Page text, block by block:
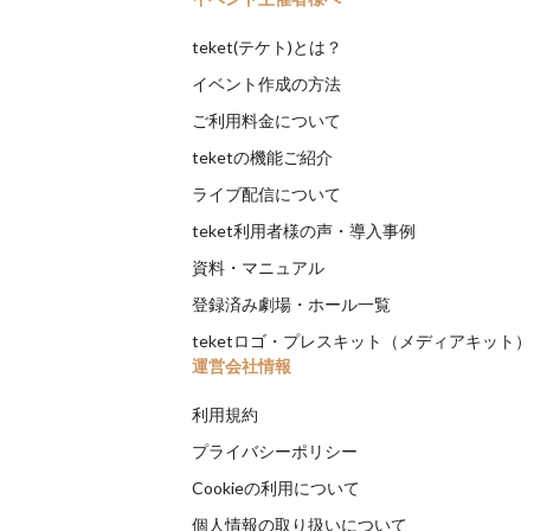
teket(テケト)とは？
イベント作成の方法
ご利用料金について
teketの機能ご紹介
ライブ配信について
teket利用者様の声・導入事例
資料・マニュアル
登録済み劇場・ホール一覧
teketロゴ・プレスキット（メディアキット）
運営会社情報
利用規約
プライバシーポリシー
Cookieの利用について
個人情報の取り扱いについて